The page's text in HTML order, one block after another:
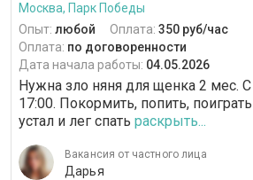
Москва, Парк Победы
Опыт: любой Оплата: 350 руб/час
Оплата: по договоренности
Дата начала работы: 04.05.2026
Нужна зло няня для щенка 2 мес. С
17:00. Покормить, попить,
устал и лег спать раскрыть...
Вакансия от частного лица
Дарья